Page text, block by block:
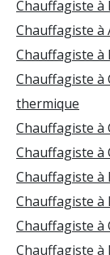
Chauffagiste à
Chauffagiste à
Chauffagiste à
Chauffagiste
thermique
Chauffagiste à
Chauffagiste à
Chauffagiste à
Chauffagiste à
Chauffagiste à
Chauffagiste à